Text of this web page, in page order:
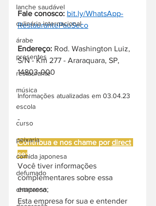
lanche saudável
culinária internacional
árabe
presentes
restaurante
música
escola
curso
peixaria
comida japonesa
defumado
churrasco
Fale conosco: bit.ly/WhatsApp-
RestaurantePauSeco
Endereço: Rod. Washington Luiz,
S/N - Km 277 - Araraquara, SP,
14803-000
Informações atualizadas em 03.04.23
-
Contribua e nos chame por direct
se:
Você tiver informações
complementares sobre essa
empresa;
Esta empresa for sua e entender